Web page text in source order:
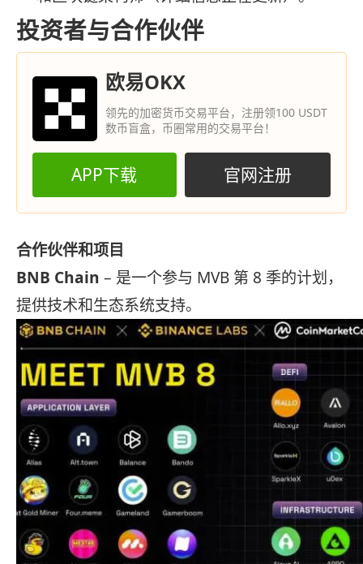
投资者与合作伙伴
欧易OKX
领先的加密货币交易平台，注册领100 USDT
数币盲盒，币圈常用的交易平台！
APP下载 官网注册
合作伙伴和项目
BNB Chain – 是一个参与 MVB 第 8 季的计划，
提供技术和生态系统支持。